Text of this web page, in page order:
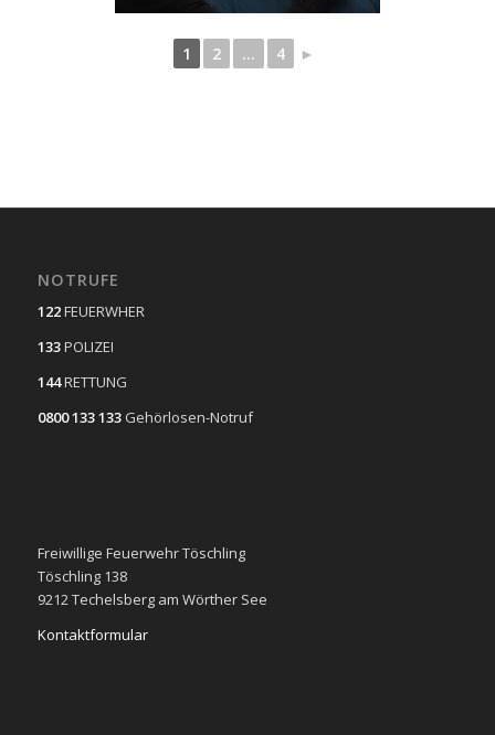
1 2 ... 4 ►
NOTRUFE
122FEUERWHER
133POLIZEI
144RETTUNG
0800 133 133 Gehörlosen-Notruf
Freiwillige Feuerwehr Töschling
Töschling 138
9212 Techelsberg am Wörther See
Kontaktformular